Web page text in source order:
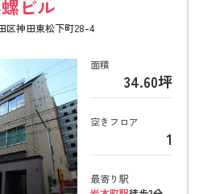
ビル
区神田東松下町28-4
面積
34.60坪
空きフロア
1
最寄り駅